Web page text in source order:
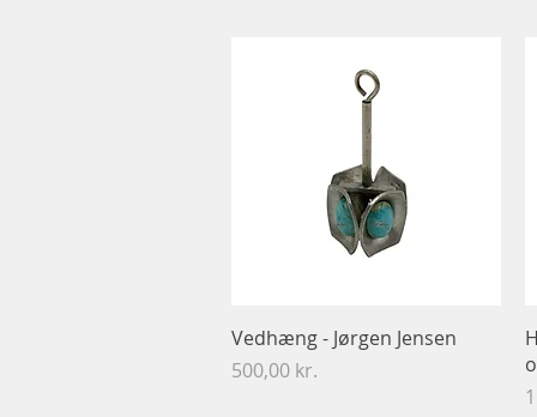
Hurtigvisning
Vedhæng - Jørgen Jensen
Pris
500,00 kr.